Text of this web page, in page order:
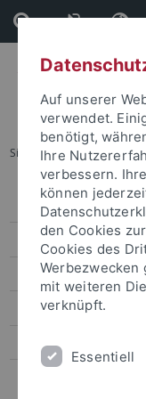
Direkt
zum
Inhalt
Direkt
zur
Fußleiste
Sie sind hier: Startseite
Policies - Strategien
Service
Förderprogramme
Handlungsfelder
Auf unserer
verwendet.
benötigt,
Ihre
verbessern.
können
den Cookies
Cookies des
Werbezwecken
mit weiteren
verknüpft.
Essentiell